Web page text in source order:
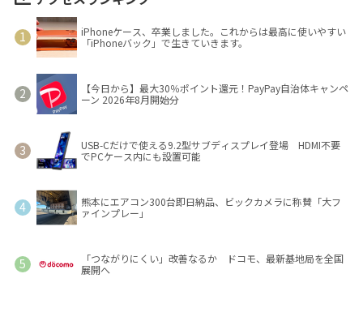
iPhoneケース、卒業しました。これからは最高に使いやすい
「iPhoneバック」で生きていきます。
【今日から】最大30％ポイント還元！PayPay自治体キャンペ
ーン 2026年8月開始分
USB-Cだけで使える9.2型サブディスプレイ登場 HDMI不要
でPCケース内にも設置可能
熊本にエアコン300台即日納品、ビックカメラに称賛「大フ
ァインプレー」
「つながりにくい」改善なるか ドコモ、最新基地局を全国
展開へ